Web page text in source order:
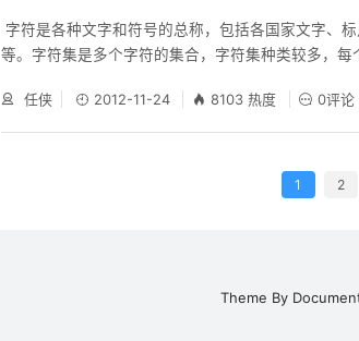
字符是各种文字和符号的总称，包括各国家文字、
等。字符集是多个字符的集合，字符集种类较多，每
18030字符集、Unicode字符集等。计算机要准确的
要进行字符编码，以便计算机能够识别和存储各种
任侠 2012-11-24 8103 热度 0评论
1 2
Theme By